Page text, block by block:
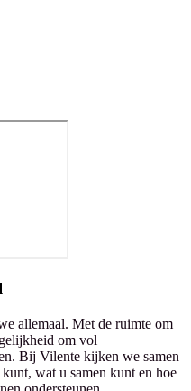
allemaal. Met de ruimte om
om vol
Bij Vilente kijken we samen
wat u samen kunt en hoe